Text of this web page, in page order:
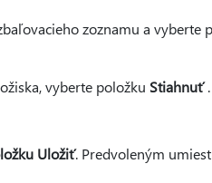
zoznamu a vyberte
vyberte položku Stiahnuť.
Uložiť. Predvoleným